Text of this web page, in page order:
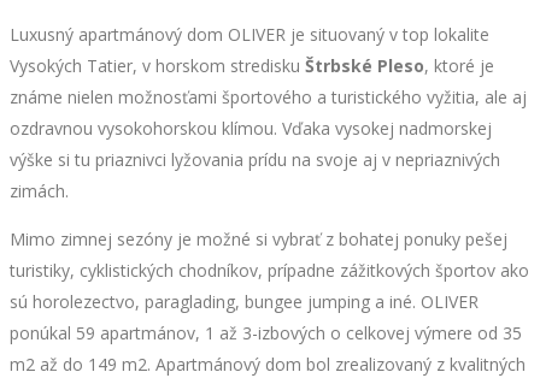
Luxusný apartmánový dom OLIVER je situovaný v top lokalite
Vysokých Tatier, v horskom stredisku Štrbské Pleso, ktoré je
známe nielen možnosťami športového a turistického vyžitia, ale aj
ozdravnou vysokohorskou klímou. Vďaka vysokej nadmorskej
výške si tu priaznivci lyžovania prídu na svoje aj v nepriaznivých
zimách.
Mimo zimnej sezóny je možné si vybrať z bohatej ponuky pešej
turistiky, cyklistických chodníkov, prípadne zážitkových športov ako
sú horolezectvo, paraglading, bungee jumping a iné. OLIVER
ponúkal 59 apartmánov, 1 až 3-izbových o celkovej výmere od 35
m2 až do 149 m2. Apartmánový dom bol zrealizovaný z kvalitných